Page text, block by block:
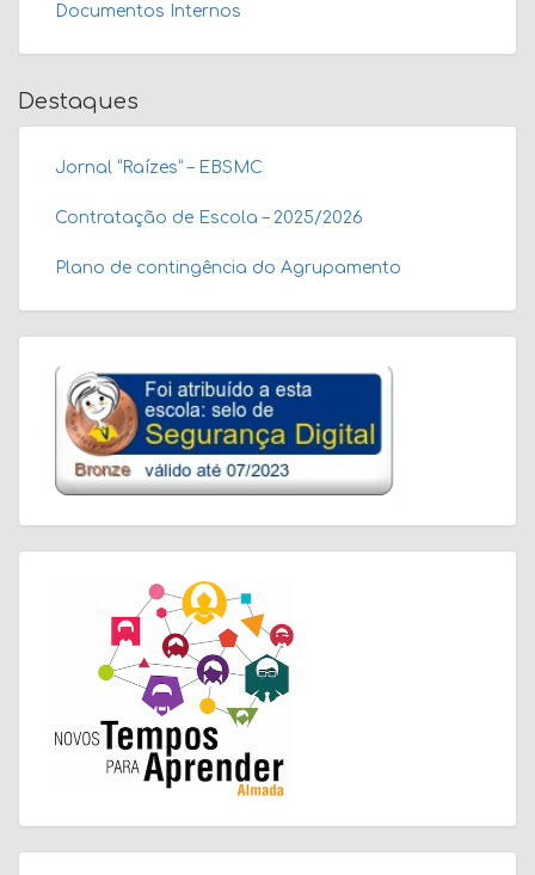
Documentos Internos
Destaques
Jornal “Raízes” – EBSMC
Contratação de Escola – 2025/2026
Plano de contingência do Agrupamento